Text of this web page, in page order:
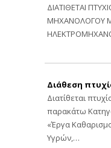
ΔΙΑΤΙΘΕΤΑΙ
ΜΗΧΑΝΟΛΟΓΟΥ
Διάθεση
Διατίθεται
παρακάτω
«Έργα
Υγρών,…